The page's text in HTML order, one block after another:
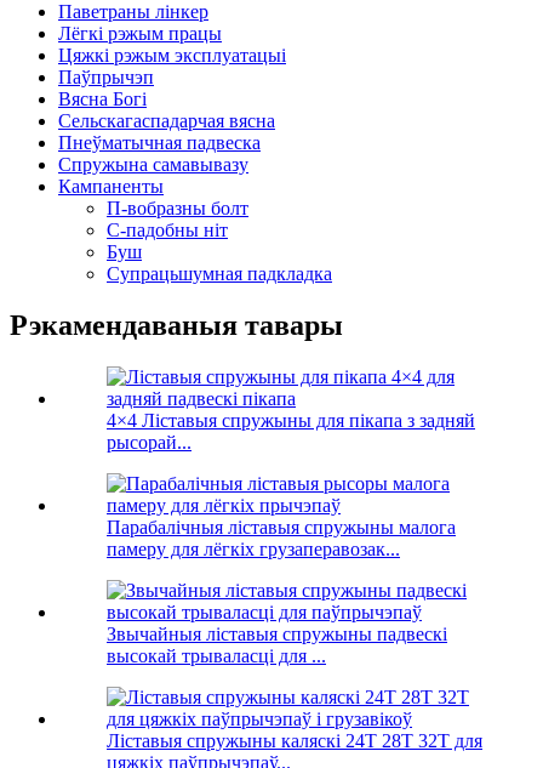
Паветраны лінкер
Лёгкі рэжым працы
Цяжкі рэжым эксплуатацыі
Паўпрычэп
Вясна Богі
Сельскагаспадарчая вясна
Пнеўматычная падвеска
Спружына самавывазу
Кампаненты
П-вобразны болт
С-падобны ніт
Буш
Супрацьшумная падкладка
Рэкамендаваныя тавары
4×4 Ліставыя спружыны для пікапа з задняй
рысорай...
Парабалічныя ліставыя спружыны малога
памеру для лёгкіх грузаперавозак...
Звычайныя ліставыя спружыны падвескі
высокай трываласці для ...
Ліставыя спружыны каляскі 24T 28T 32T для
цяжкіх паўпрычэпаў...